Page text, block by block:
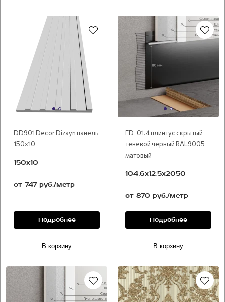
DD901 Decor Dizayn панель
150х10
150х10
от 747 руб./метр
Подробнее
В корзину
FD-01.4 плинтус скрытый
теневой черный RAL9005
матовый
104,6х12,5х2050
от 870 руб./метр
Подробнее
В корзину